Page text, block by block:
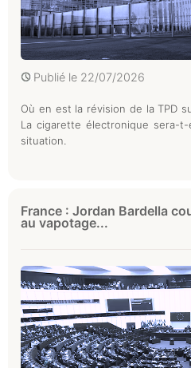
Publié le 22/07/2026
Où en est la révision de la TPD
La cigarette électronique sera-
situation.
France : Jordan Bardella
au vapotage...